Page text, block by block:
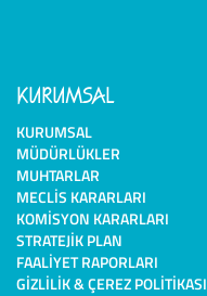
KURUMSAL
KURUMSAL
MÜDÜRLÜKLER
MUHTARLAR
MECLIS KARARLARI
KOMISYON KARARLARI
STRATEJIK PLAN
FAALIYET RAPORLARI
GIZLILIK & ÇEREZ POLITIKASI